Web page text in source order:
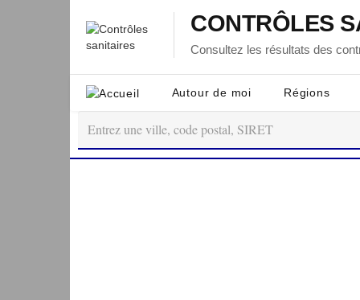
CONTRÔLES
Consultez les résultats des
Autour de moi Régions